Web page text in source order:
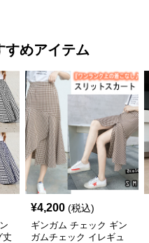
すめアイテム
丈
¥4,200 (税込)
ギンガム チェック ギン
ガムチェック イレギュ